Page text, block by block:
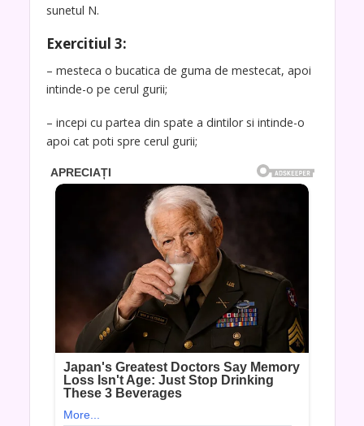
sunetul N.
Exercitiul 3:
– mesteca o bucatica de guma de mestecat, apoi
intinde-o pe cerul gurii;
– incepi cu partea din spate a dintilor si intinde-o
apoi cat poti spre cerul gurii;